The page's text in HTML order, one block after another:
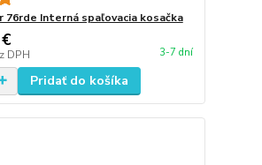
76rde Interná spaľovacia kosačka
DPH 3-7 dní
Pridať do košíka